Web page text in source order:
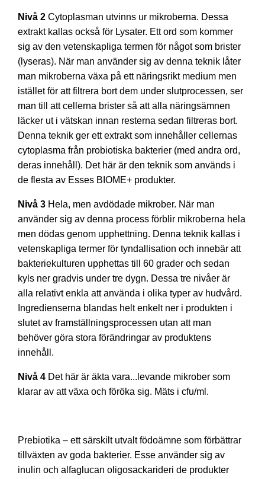
Nivå 2 Cytoplasman utvinns ur mikroberna. Dessa
extrakt kallas också för Lysater. Ett ord som kommer
sig av den vetenskapliga termen för något som brister
(lyseras). När man använder sig av denna teknik låter
man mikroberna växa på ett näringsrikt medium men
istället för att filtrera bort dem under slutprocessen, ser
man till att cellerna brister så att alla näringsämnen
läcker ut i vätskan innan resterna sedan filtreras bort.
Denna teknik ger ett extrakt som innehåller cellernas
cytoplasma från probiotiska bakterier (med andra ord,
deras innehåll). Det här är den teknik som används i
de flesta av Esses BIOME+ produkter.
Nivå 3 Hela, men avdödade mikrober. När man
använder sig av denna process förblir mikroberna hela
men dödas genom upphettning. Denna teknik kallas i
vetenskapliga termer för tyndallisation och innebär att
bakteriekulturen upphettas till 60 grader och sedan
kyls ner gradvis under tre dygn. Dessa tre nivåer är
alla relativt enkla att använda i olika typer av hudvård.
Ingredienserna blandas helt enkelt ner i produkten i
slutet av framställningsprocessen utan att man
behöver göra stora förändringar av produktens
innehåll.
Nivå 4 Det här är äkta vara...levande mikrober som
klarar av att växa och föröka sig. Mäts i cfu/ml.
Prebiotika – ett särskilt utvalt födoämne som förbättrar
tillväxten av goda bakterier. Esse använder sig av
inulin och alfaglucan oligosackarideri de produkter